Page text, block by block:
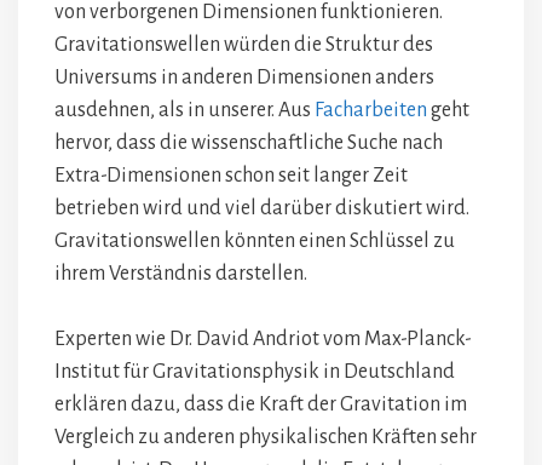
von verborgenen Dimensionen funktionieren.
Gravitationswellen würden die Struktur des
Universums in anderen Dimensionen anders
ausdehnen, als in unserer. Aus Facharbeiten geht
hervor, dass die wissenschaftliche Suche nach
Extra-Dimensionen schon seit langer Zeit
betrieben wird und viel darüber diskutiert wird.
Gravitationswellen könnten einen Schlüssel zu
ihrem Verständnis darstellen.
Experten wie Dr. David Andriot vom Max-Planck-
Institut für Gravitationsphysik in Deutschland
erklären dazu, dass die Kraft der Gravitation im
Vergleich zu anderen physikalischen Kräften sehr